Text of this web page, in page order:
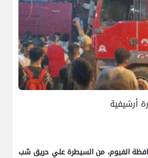
أرشيفية
الفيوم، من السيطرة علي حريق شب